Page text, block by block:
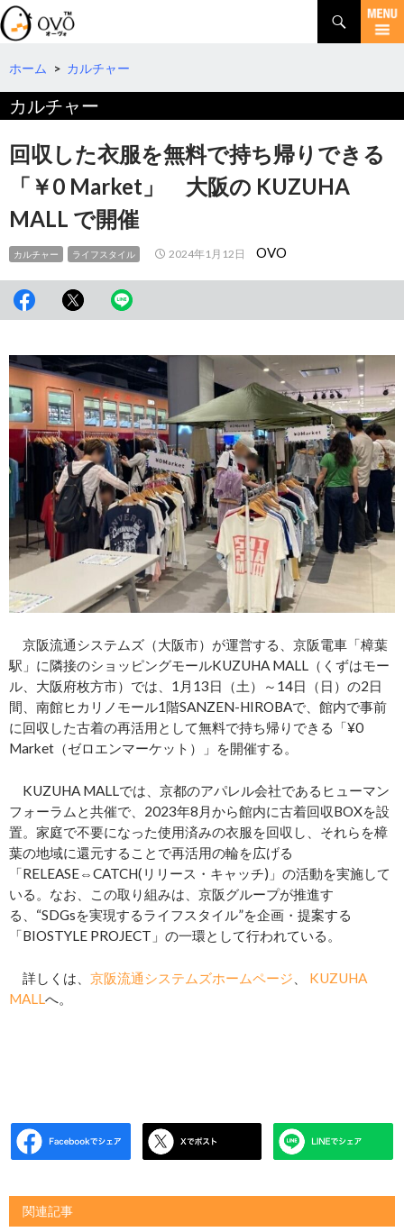
検
索
コ
テ
ツ
へ
移
動
ホーム > カルチャー
カルチャー
回収した衣服を無料で持ち帰りできる
「￥0 Market」 大阪の KUZUHA
MALL で開催
カルチャー ライフスタイル 2024年1月12日 OVO
京阪流通システムズ（大阪市）が運営する、京阪電車「樟葉
駅」に隣接のショッピングモールKUZUHA MALL（くずはモー
ル、大阪府枚方市）では、1月13日（土）～14日（日）の2日
間、南館ヒカリノモール1階SANZEN-HIROBAで、館内で事前
に回収した古着の再活用として無料で持ち帰りできる「¥0
Market（ゼロエンマーケット）」を開催する。
KUZUHA MALLでは、京都のアパレル会社であるヒューマン
フォーラムと共催で、2023年8月から館内に古着回収BOXを設
置。家庭で不要になった使用済みの衣服を回収し、それらを樟
葉の地域に還元することで再活用の輪を広げる
「RELEASE⇔CATCH(リリース・キャッチ)」の活動を実施して
いる。なお、この取り組みは、京阪グループが推進す
る、“SDGsを実現するライフスタイル”を企画・提案する
「BIOSTYLE PROJECT」の一環として行われている。
詳しくは、 京阪流通システムズホームページ
KUZUHA
MALLへ。
関連記事